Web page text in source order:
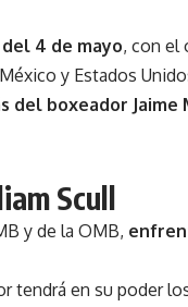
4 de mayo, con el
y Estados
del boxeador Jaime
Scull
y de la OMB,
tendrá en su poder